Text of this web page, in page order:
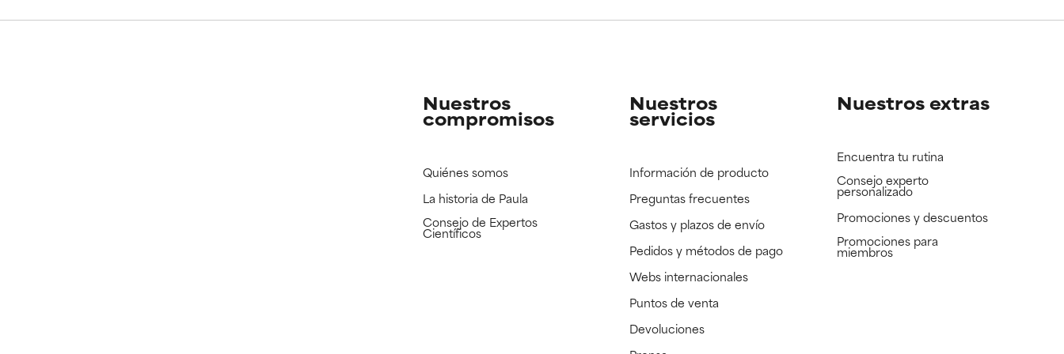
Ingrediente registrado, pero con la información científica disponible pendiente de revisar.
Ingrediente registrado, pero con la información científica disponible pendiente de revisar.
Nuestros
compromisos
Quiénes somos
La historia de Paula
Consejo de Expertos
Científicos
Nuestros
servicios
Información de producto
Preguntas frecuentes
Gastos y plazos de envío
Pedidos y métodos de pago
Webs internacionales
Puntos de venta
Devoluciones
Nuestros extras
Encuentra tu rutina
Consejo experto
personalizado
Promociones y descuentos​
Promociones para
miembros